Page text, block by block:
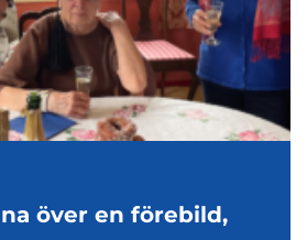
över en förebild,